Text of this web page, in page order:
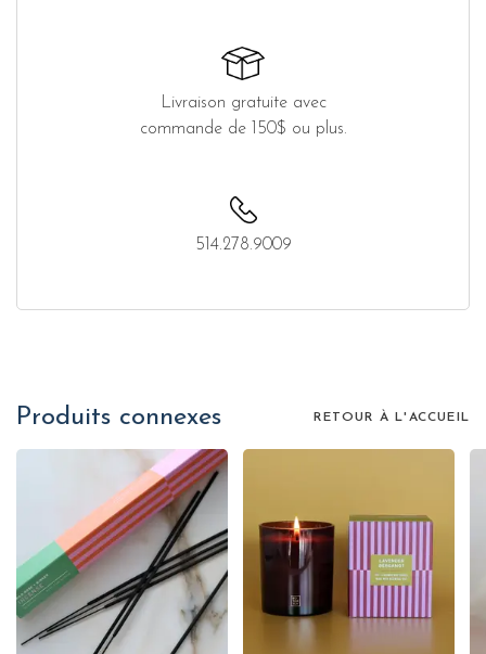
Livraison gratuite avec
commande de 150$ ou plus.
514.278.9009
Produits connexes RETOUR À L'ACCUEIL